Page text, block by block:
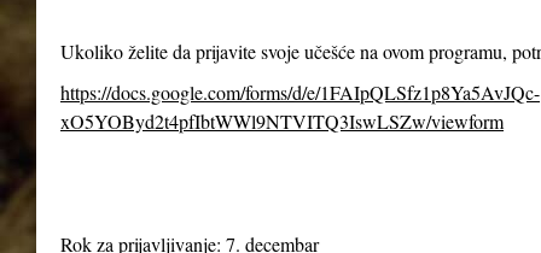
Ukoliko želite da prijavite svoje učešće na ovom programu,
https://docs.google.com/forms/d/e/1FAIpQLSfz1p8Ya5AvJQc-
xO5YOByd2t4pfIbtWWl9NTVITQ3IswLSZw/viewform
Rok za prijavljivanje: 7. decembar